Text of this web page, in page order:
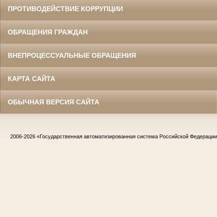
ПРОТИВОДЕЙСТВИЕ КОРРУПЦИИ
ОБРАЩЕНИЯ ГРАЖДАН
ВНЕПРОЦЕССУАЛЬНЫЕ ОБРАЩЕНИЯ
КАРТА САЙТА
ОБЫЧНАЯ ВЕРСИЯ САЙТА
2006-2026 «Государственная автоматизированная система Российской